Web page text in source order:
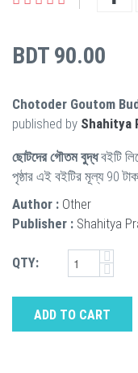
BDT 90.00
Chotoder Goutom
published by Shahitya
ছোটদের গৌতম বুদ্ধবইটি
পৃষ্ঠার এই বইটির মূল্য 90
Author : Other
Publisher : Shahitya
QTY:
ADD TO CART